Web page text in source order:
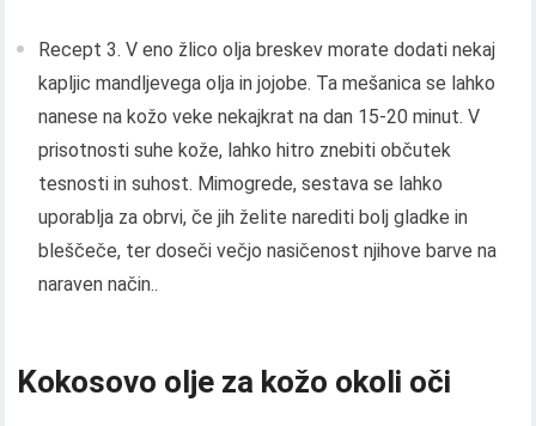
Recept 3. V eno žlico olja breskev morate dodati nekaj
kapljic mandljevega olja in jojobe. Ta mešanica se lahko
nanese na kožo veke nekajkrat na dan 15-20 minut. V
prisotnosti suhe kože, lahko hitro znebiti občutek
tesnosti in suhost. Mimogrede, sestava se lahko
uporablja za obrvi, če jih želite narediti bolj gladke in
bleščeče, ter doseči večjo nasičenost njihove barve na
naraven način..
Kokosovo olje za kožo okoli oči